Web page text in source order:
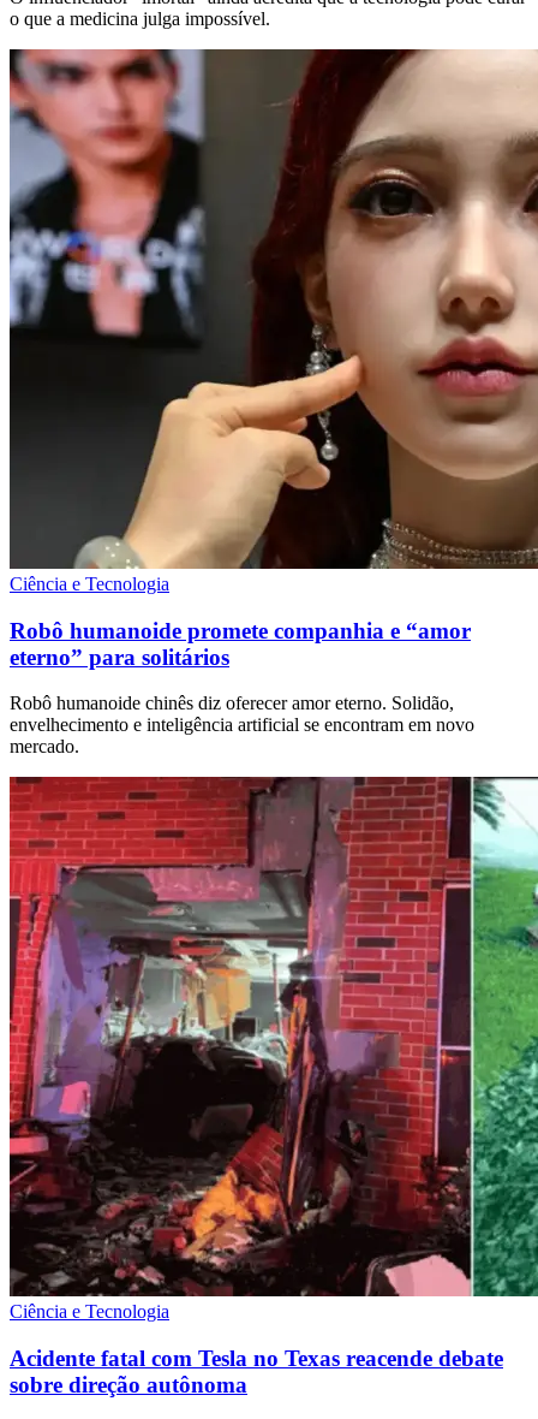
o que a medicina julga impossível.
Ciência e Tecnologia
Robô humanoide promete companhia e “amor
eterno” para solitários
Robô humanoide chinês diz oferecer amor eterno. Solidão,
envelhecimento e inteligência artificial se encontram em novo
mercado.
Ciência e Tecnologia
Acidente fatal com Tesla no Texas reacende debate
sobre direção autônoma